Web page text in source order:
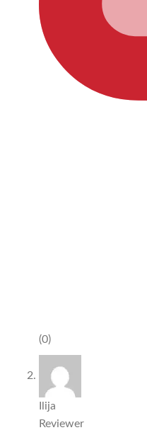
(0)
Ilija
Reviewer